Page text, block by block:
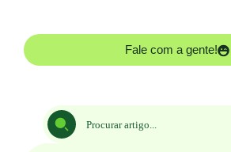
Fale com a gente!